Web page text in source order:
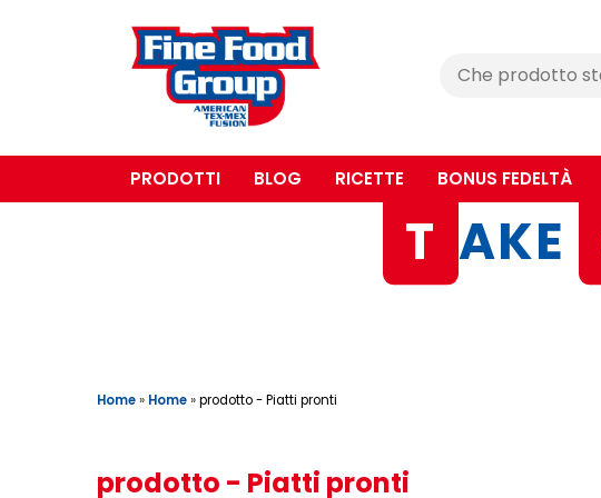
Cerca
PRODOTTI BLOG RICETTE BONUS FEDELTÀ
T AKE
Home» Home»prodotto - Piatti pronti
prodotto - Piatti pronti